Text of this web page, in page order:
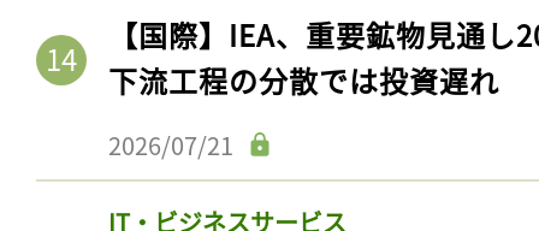
【国際】IEA、重要鉱物見通
下流工程の分散では投資遅れ
2026/07/21
IT・ビジネスサービス